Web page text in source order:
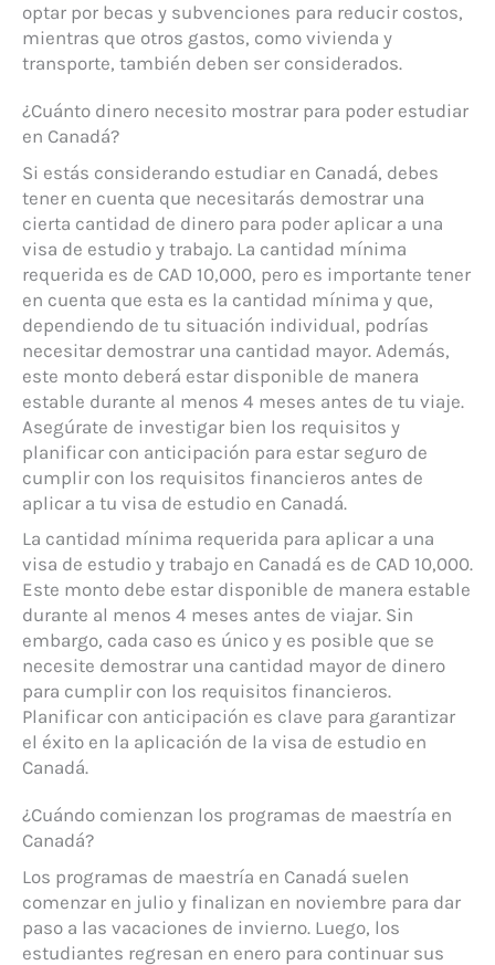
optar por becas y subvenciones para reducir costos,
mientras que otros gastos, como vivienda y
transporte, también deben ser considerados.
¿Cuánto dinero necesito mostrar para poder estudiar
en Canadá?
Si estás considerando estudiar en Canadá, debes
tener en cuenta que necesitarás demostrar una
cierta cantidad de dinero para poder aplicar a una
visa de estudio y trabajo. La cantidad mínima
requerida es de CAD 10,000, pero es importante tener
en cuenta que esta es la cantidad mínima y que,
dependiendo de tu situación individual, podrías
necesitar demostrar una cantidad mayor. Además,
este monto deberá estar disponible de manera
estable durante al menos 4 meses antes de tu viaje.
Asegúrate de investigar bien los requisitos y
planificar con anticipación para estar seguro de
cumplir con los requisitos financieros antes de
aplicar a tu visa de estudio en Canadá.
La cantidad mínima requerida para aplicar a una
visa de estudio y trabajo en Canadá es de CAD 10,000.
Este monto debe estar disponible de manera estable
durante al menos 4 meses antes de viajar. Sin
embargo, cada caso es único y es posible que se
necesite demostrar una cantidad mayor de dinero
para cumplir con los requisitos financieros.
Planificar con anticipación es clave para garantizar
el éxito en la aplicación de la visa de estudio en
Canadá.
¿Cuándo comienzan los programas de maestría en
Canadá?
Los programas de maestría en Canadá suelen
comenzar en julio y finalizan en noviembre para dar
paso a las vacaciones de invierno. Luego, los
estudiantes regresan en enero para continuar sus